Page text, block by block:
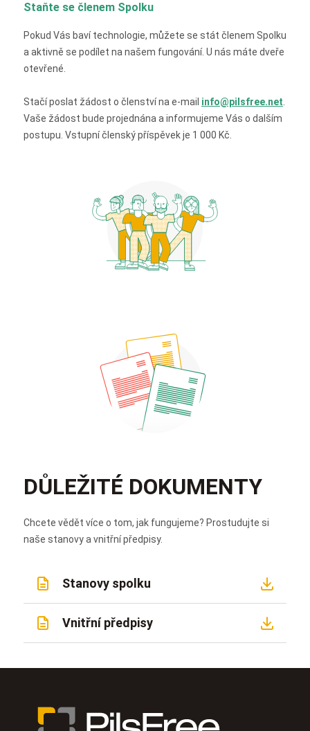
Staňte se členem Spolku
Pokud Vás baví technologie, můžete se stát členem Spolku
a aktivně se podílet na našem fungování. U nás máte dveře
otevřené.
Stačí poslat žádost o členství na e-mail info@pilsfree.net
Vaše žádost bude projednána a informujeme Vás o dalším
postupu. Vstupní členský příspěvek je 1 000 Kč.
DŮLEŽITÉ DOKUMENTY
Chcete vědět více o tom, jak fungujeme? Prostudujte si
naše stanovy a vnitřní předpisy.
Stanovy spolku
Vnitřní předpisy